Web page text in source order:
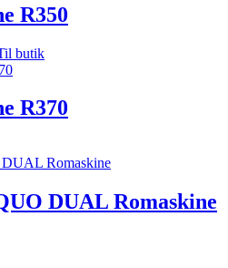
R350
butik
R370
DUAL Romaskine